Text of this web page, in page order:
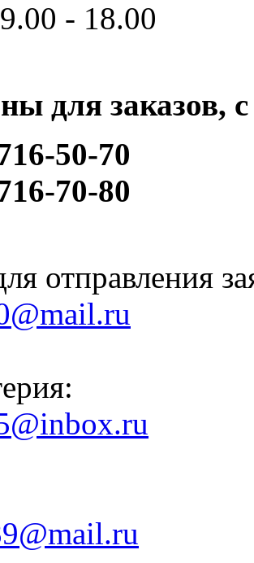
- 18.00
для заказов,
50-70
70-80
отправления